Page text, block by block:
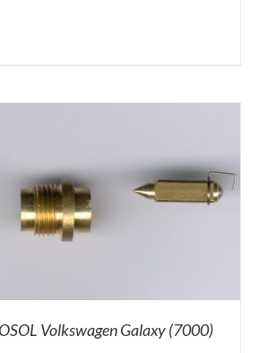
Volkswagen Galaxy (7000)